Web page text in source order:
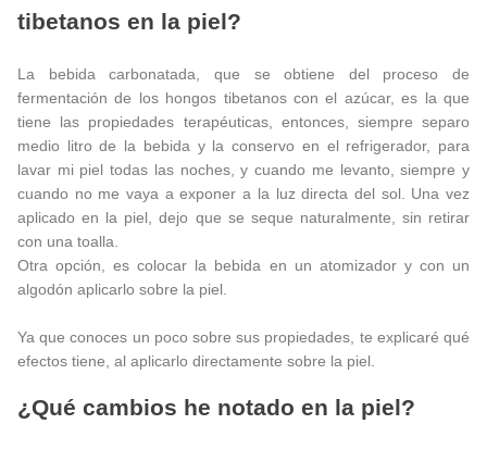
tibetanos en la piel?
La bebida carbonatada, que se obtiene del proceso de
fermentación de los hongos tibetanos con el azúcar, es la que
tiene las propiedades terapéuticas, entonces, siempre separo
medio litro de la bebida y la conservo en el refrigerador, para
lavar mi piel todas las noches, y cuando me levanto, siempre y
cuando no me vaya a exponer a la luz directa del sol. Una vez
aplicado en la piel, dejo que se seque naturalmente, sin retirar
con una toalla.
Otra opción, es colocar la bebida en un atomizador y con un
algodón aplicarlo sobre la piel.
Ya que conoces un poco sobre sus propiedades, te explicaré qué
efectos tiene, al aplicarlo directamente sobre la piel.
¿Qué cambios he notado en la piel?